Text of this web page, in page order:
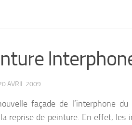
AVRIL 2009
façade de l’interphone du
reprise de peinture. En effet, les